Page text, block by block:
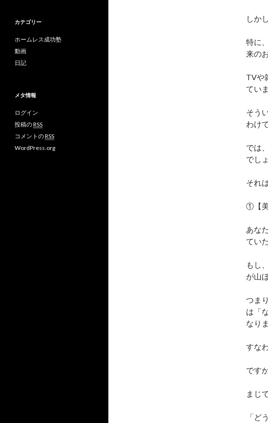
しか
特に
来の
TVや
てい
そう
わけ
では
でし
それ
①【美
あな
てい
もし
が山
つま
は「
なり
すな
です
まじ
「ど
カテゴリー
ホームレス成功塾
動画
日記
メタ情報
ログイン
投稿のRSS
コメントのRSS
WordPress.org